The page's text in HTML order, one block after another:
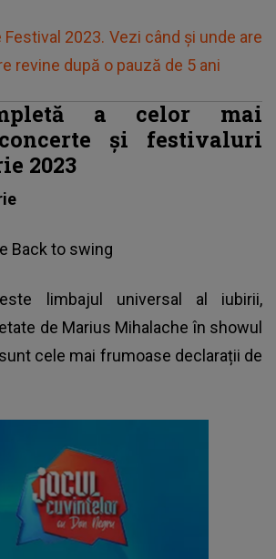
Festival 2023. Vezi când și unde are
revine după o pauză de 5 ani
a celor mai
și festivaluri
2023
Back to swing
limbajul universal al iubirii,
de Marius Mihalache în showul
cele mai frumoase declarații de